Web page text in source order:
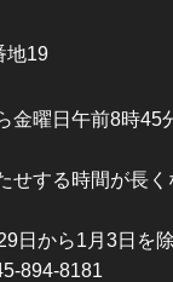
地19
金曜日午前8時45
せする時間が長く
日から1月3日を除
894-8181